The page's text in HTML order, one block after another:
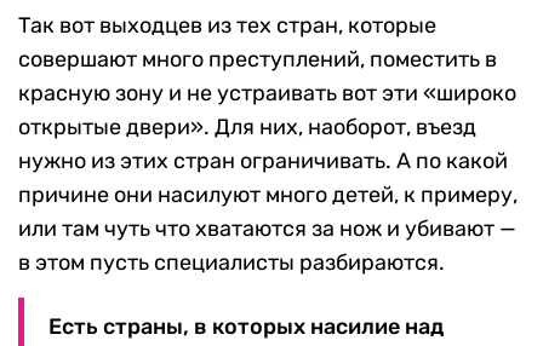
Так вот выходцев из тех стран, которые
совершают много преступлений, поместить в
красную зону и не устраивать вот эти «широко
открытые двери». Для них, наоборот, въезд
нужно из этих стран ограничивать. А по какой
причине они насилуют много детей, к примеру,
или там чуть что хватаются за нож и убивают —
в этом пусть специалисты разбираются.
Есть страны, в которых насилие над